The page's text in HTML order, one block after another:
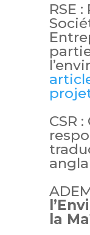
RSE
CSR :
la